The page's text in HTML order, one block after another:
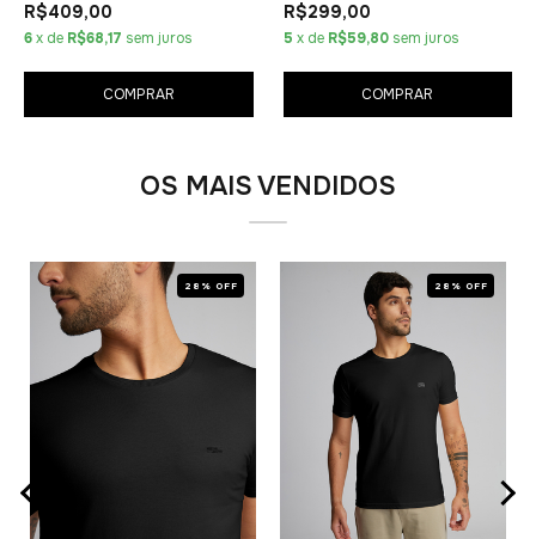
R$409,00
6x de R$68,17 sem juros
COMPRAR
R$299,00
5 x de R$59,80 sem juros
COMPRAR
OS MAIS VENDIDOS
28% OFF 28% OFF